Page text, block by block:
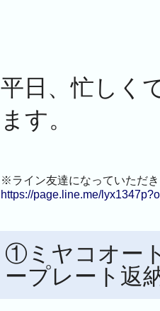
平日、忙しく
ます。
※ライン友達になっていただ
https://page.line.me/
①ミヤコオー
ープレート返